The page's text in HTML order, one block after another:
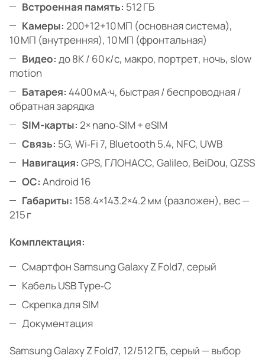
Встроенная память: 512 ГБ
Камеры: 200+12+10 МП (основная система),
10 МП (внутренняя), 10 МП (фронтальная)
Видео: до 8K / 60 к/с, макро, портрет, ночь, slow
motion
Батарея: 4400 мА·ч, быстрая / беспроводная /
обратная зарядка
SIM-карты: 2× nano‑SIM + eSIM
Связь: 5G, Wi‑Fi 7, Bluetooth 5.4, NFC, UWB
Навигация: GPS, ГЛОНАСС, Galileo, BeiDou, QZSS
ОС: Android 16
Габариты: 158.4×143.2×4.2 мм (разложен), вес —
215 г
Комплектация:
Смартфон Samsung Galaxy Z Fold7, серый
Кабель USB Type‑C
Скрепка для SIM
Документация
Samsung Galaxy Z Fold7, 12/512 ГБ, серый — выбор